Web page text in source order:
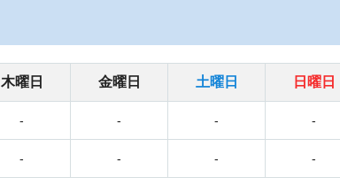
木曜日 金曜日 土曜日 日曜日
- - - -
- - - -